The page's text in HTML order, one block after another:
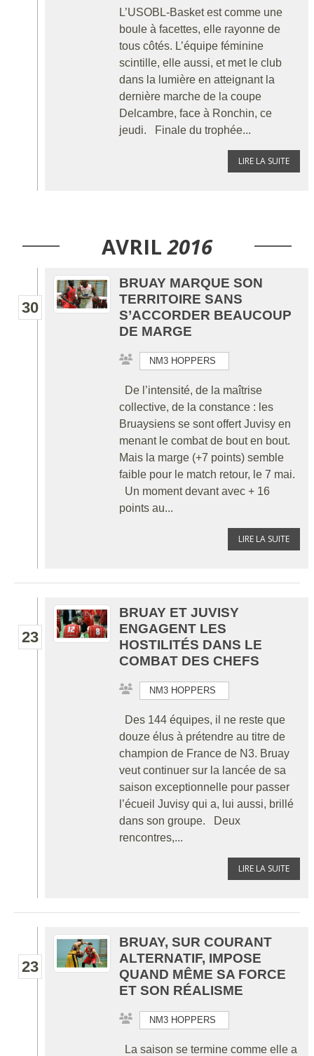
L’USOBL-Basket est comme une
boule à facettes, elle rayonne de
tous côtés. L’équipe féminine
scintille, elle aussi, et met le club
dans la lumière en atteignant la
dernière marche de la coupe
Delcambre, face à Ronchin, ce
jeudi. Finale du trophée...
LIRE LA SUITE
AVRIL 2016
30
BRUAY MARQUE SON
TERRITOIRE SANS
S’ACCORDER BEAUCOUP
DE MARGE
NM3 HOPPERS
De l’intensité, de la maîtrise
collective, de la constance : les
Bruaysiens se sont offert Juvisy en
menant le combat de bout en bout.
Mais la marge (+7 points) semble
faible pour le match retour, le 7 mai.
Un moment devant avec + 16
points au...
LIRE LA SUITE
23
BRUAY ET JUVISY
ENGAGENT LES
HOSTILITÉS DANS LE
COMBAT DES CHEFS
NM3 HOPPERS
Des 144 équipes, il ne reste que
douze élus à prétendre au titre de
champion de France de N3. Bruay
veut continuer sur la lancée de sa
saison exceptionnelle pour passer
l’écueil Juvisy qui a, lui aussi, brillé
dans son groupe. Deux
rencontres,...
LIRE LA SUITE
23
BRUAY, SUR COURANT
ALTERNATIF, IMPOSE
QUAND MÊME SA FORCE
ET SON RÉALISME
NM3 HOPPERS
La saison se termine comme elle a